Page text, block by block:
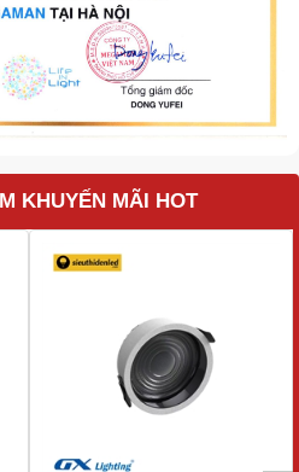
KHUYẾN MÃI HOT